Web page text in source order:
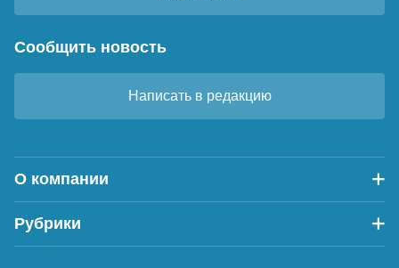
Сообщить новость
Написать в редакцию
О компании
Рубрики